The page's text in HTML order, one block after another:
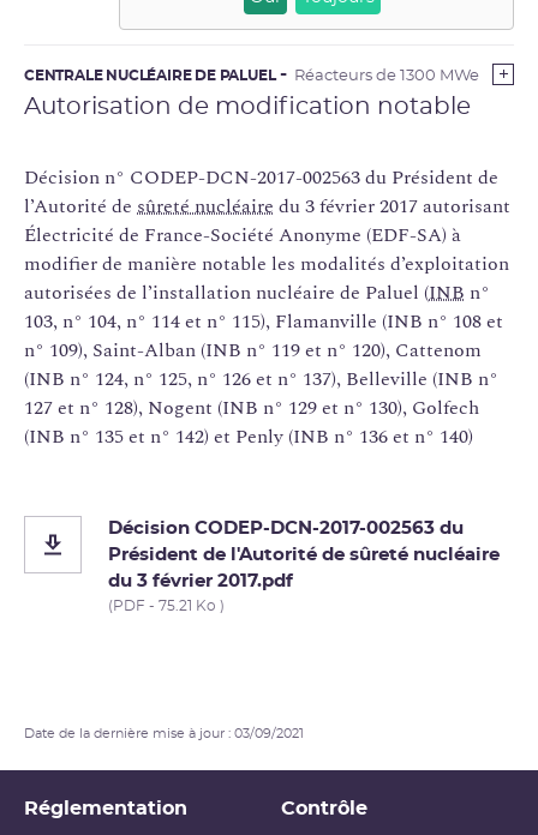
CENTRALE NUCLÉAIRE DE PALUEL Réacteurs de 1300 MWe
Autorisation de modification notable
Décision n° CODEP-DCN-2017-002563 du Président de
l’Autorité de sûreté nucléaire du 3 février 2017 autorisant
Électricité de France-Société Anonyme (EDF-SA) à
modifier de manière notable les modalités d’exploitation
autorisées de l’installation nucléaire de Paluel (INB n°
103, n° 104, n° 114 et n° 115), Flamanville (INB n° 108 et
n° 109), Saint-Alban (INB n° 119 et n° 120), Cattenom
(INB n° 124, n° 125, n° 126 et n° 137), Belleville (INB n°
127 et n° 128), Nogent (INB n° 129 et n° 130), Golfech
(INB n° 135 et n° 142) et Penly (INB n° 136 et n° 140)
Décision CODEP-DCN-2017-002563 du
Président de l'Autorité de sûreté nucléaire
du 3 février 2017.pdf
(PDF - 75.21 Ko )
Date de la dernière mise à jour : 03/09/2021
Réglementation Contrôle